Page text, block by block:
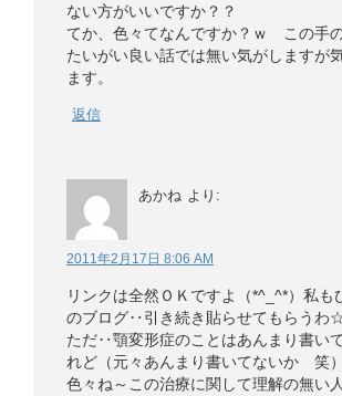
ない方がいいですか？？
てか、色々てなんですか？ｗ この手の
たいがい良い話では無い気がしますが
ます。
返信
あかね より:
2011年2月17日 8:06 AM
リンクは全然ＯＫですよ（*^_^*）私も
のブログ‥引き続き貼らせてもらうわ
ただ‥顎変形症のことはあんまり書い
れど（元々あんまり書いてないか 笑）
色々ね～この治療に関して理解の無い